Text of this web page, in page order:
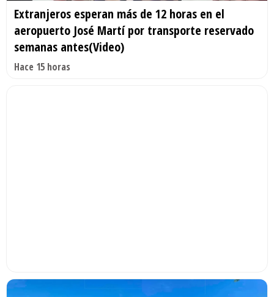
Extranjeros esperan más de 12 horas en el
aeropuerto José Martí por transporte reservado
semanas antes(Video)
Hace 15 horas